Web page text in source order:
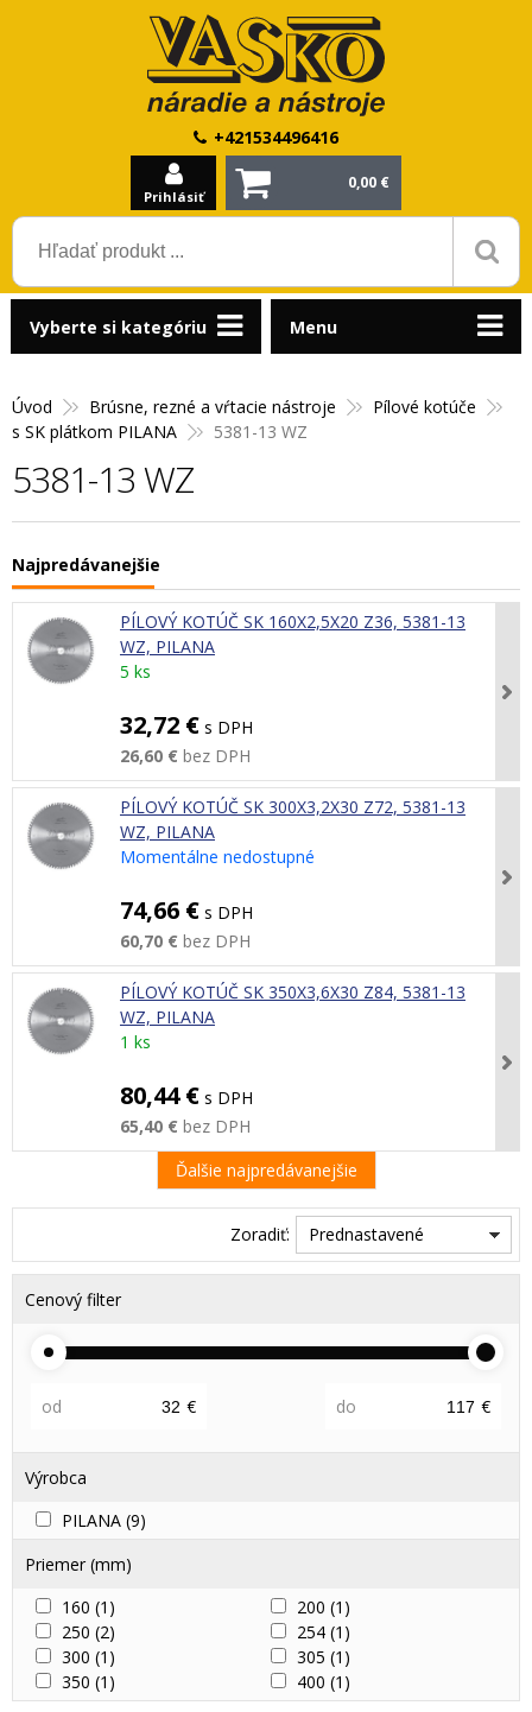
+421534496416
Prihlásiť
0,00 €
Úvod Brúsne, rezné a vŕtacie nástroje
Pílové kotúče
s SK plátkom PILANA
5381-13 WZ
5381-13 WZ
Najpredávanejšie
PÍLOVÝ KOTÚČ SK 160X2,5X20 Z36, 5381-13
WZ, PILANA
5 ks
32,72 € s DPH
26,60 € bez DPH
PÍLOVÝ KOTÚČ SK 300X3,2X30 Z72, 5381-13
WZ, PILANA
Momentálne nedostupné
74,66 € s DPH
60,70 € bez DPH
PÍLOVÝ KOTÚČ SK 350X3,6X30 Z84, 5381-13
WZ, PILANA
1 ks
80,44 € s DPH
65,40 € bez DPH
Ďalšie najpredávanejšie
Zoradiť: Prednastavené
Cenový filter
od € do €
Výrobca
PILANA (9)
Priemer (mm)
160 (1) 200 (1)
250 (2) 254 (1)
300 (1) 305 (1)
350 (1) 400 (1)
Vyberte si kategóriu Menu